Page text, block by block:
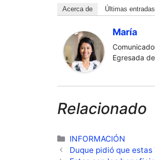
Acerca de Últimas entradas
María
Egresada
Relacionado
Categorías
INFORMACIÓN
Duque pidió que